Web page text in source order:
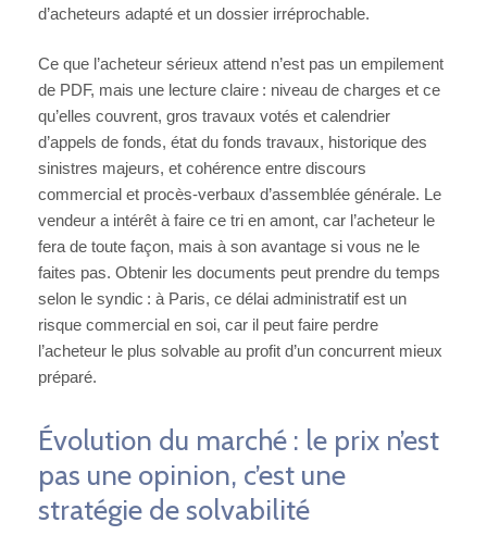
d’acheteurs adapté et un dossier irréprochable.
Ce que l’acheteur sérieux attend n’est pas un empilement
de PDF, mais une lecture claire : niveau de charges et ce
qu’elles couvrent, gros travaux votés et calendrier
d’appels de fonds, état du fonds travaux, historique des
sinistres majeurs, et cohérence entre discours
commercial et procès-verbaux d’assemblée générale. Le
vendeur a intérêt à faire ce tri en amont, car l’acheteur le
fera de toute façon, mais à son avantage si vous ne le
faites pas. Obtenir les documents peut prendre du temps
selon le syndic : à Paris, ce délai administratif est un
risque commercial en soi, car il peut faire perdre
l’acheteur le plus solvable au profit d’un concurrent mieux
préparé.
Évolution du marché : le prix n’est
pas une opinion, c’est une
stratégie de solvabilité